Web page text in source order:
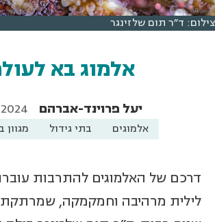
צילום: ד"ר תום שלזינגר
אלמוג בא
יעל פרוינד-אברהם
אלמוגים בתי גידול מגוון
דרכם של האלמוגים להתרבות
לילית מרהיבה וחמקמקה, שמרתקת